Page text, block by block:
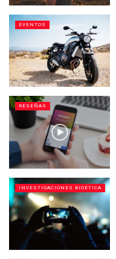
EVENTOS
RESEÑAS
INVESTIGACIONES BIOÉTICA